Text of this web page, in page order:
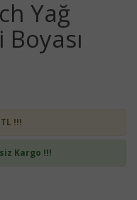
Yağ
!!!
Kargo !!!